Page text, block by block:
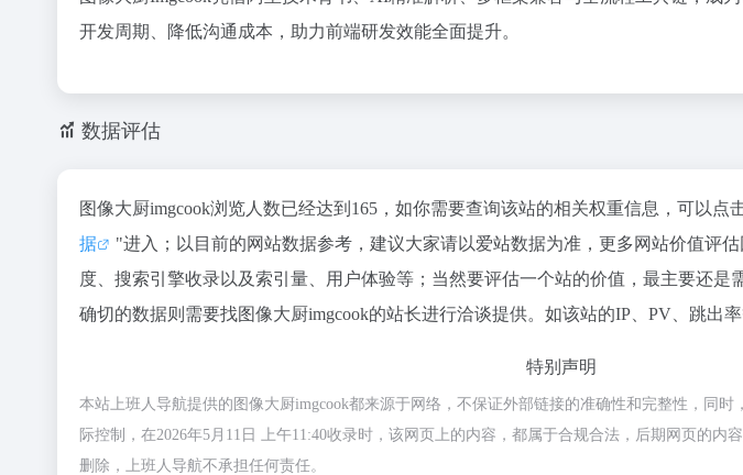
开发周期、降低沟通成本，助力前端研发效能全面提升。
数据评估
图像大厨imgcook浏览人数已经达到165，如你需要查询该站的相关权重信息，可以点
据
"进入；以目前的网站数据参考，建议大家请以爱站数据为准，更多网站价值评
度、搜索引擎收录以及索引量、用户体验等；当然要评估一个站的价值，最主要还是
确切的数据则需要找图像大厨imgcook的站长进行洽谈提供。如该站的IP、PV、跳出率
特别声明
本站上班人导航提供的图像大厨imgcook都来源于网络，不保证外部链接的准确性和完整性，同
际控制，在2026年5月11日 上午11:40收录时，该网页上的内容，都属于合规合法，后期网页的内
删除，上班人导航不承担任何责任。